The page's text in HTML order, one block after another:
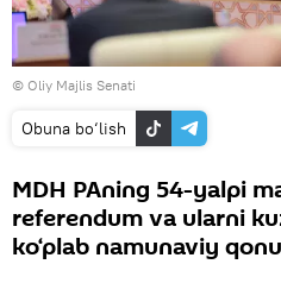
© Oliy Majlis Senati
Obuna bo‘lish
MDH PAning 54-yalpi
referendum va ularni
ko‘plab namunaviy